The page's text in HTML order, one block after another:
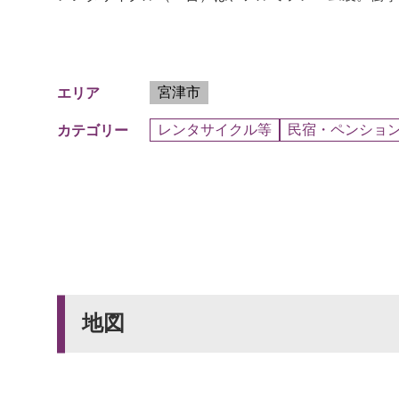
エリア 宮津市
カテゴリー レンタサイクル等 民宿・ペンショ
地図